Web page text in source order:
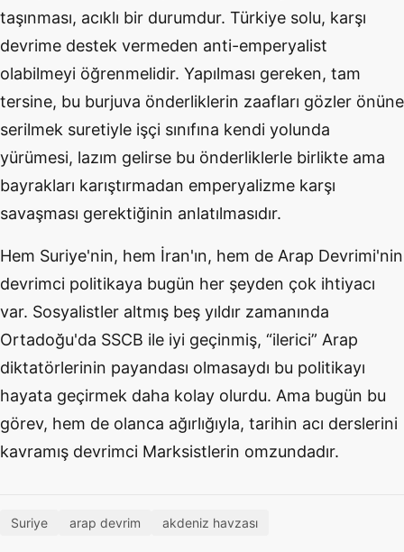
taşınması, acıklı bir durumdur. Türkiye solu, karşı
devrime destek vermeden anti-emperyalist
olabilmeyi öğrenmelidir. Yapılması gereken, tam
tersine, bu burjuva önderliklerin zaafları gözler önüne
serilmek suretiyle işçi sınıfına kendi yolunda
yürümesi, lazım gelirse bu önderliklerle birlikte ama
bayrakları karıştırmadan emperyalizme karşı
savaşması gerektiğinin anlatılmasıdır.
Hem Suriye'nin, hem İran'ın, hem de Arap Devrimi'nin
devrimci politikaya bugün her şeyden çok ihtiyacı
var. Sosyalistler altmış beş yıldır zamanında
Ortadoğu'da SSCB ile iyi geçinmiş, “ilerici” Arap
diktatörlerinin payandası olmasaydı bu politikayı
hayata geçirmek daha kolay olurdu. Ama bugün bu
görev, hem de olanca ağırlığıyla, tarihin acı derslerini
kavramış devrimci Marksistlerin omzundadır.
Suriye arap devrim akdeniz havzası